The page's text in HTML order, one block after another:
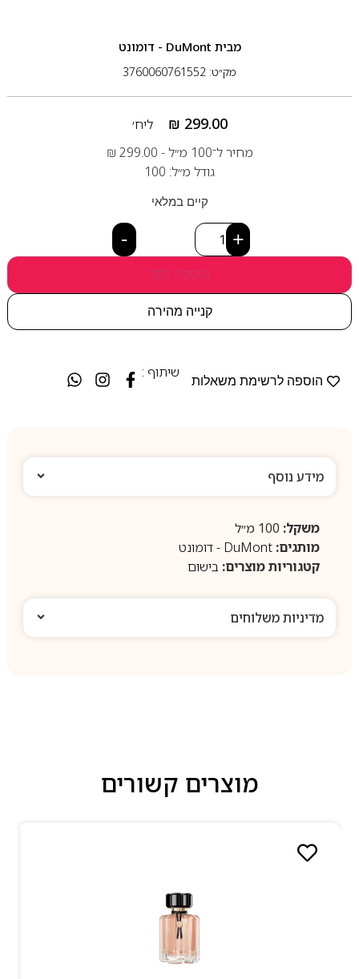
מבית DuMont ‏- דומונט
מק״ט: 3760060761552
₪ 299.00
ליח׳
מחיר ל־100 מ״ל -
₪ 299.00
גודל מ״ל: 100
קיים במלאי
- +
הוספה לסל
קנייה מהירה
הוספה לרשימת משאלות
שיתוף :
מידע נוסף
משקל:100 מ״ל
מותגים: DuMont ‏- דומונט
קטגוריות מוצרים: בישום
מדיניות משלוחים
מוצרים קשורים